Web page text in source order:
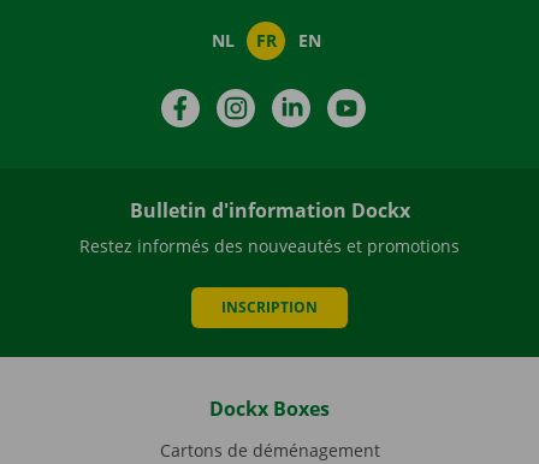
NL FR EN
FacebookInstagramLinkedIn
Bulletin d'information Dockx
Restez informés des nouveautés et promotions
INSCRIPTION
Dockx Boxes
Cartons de déménagement